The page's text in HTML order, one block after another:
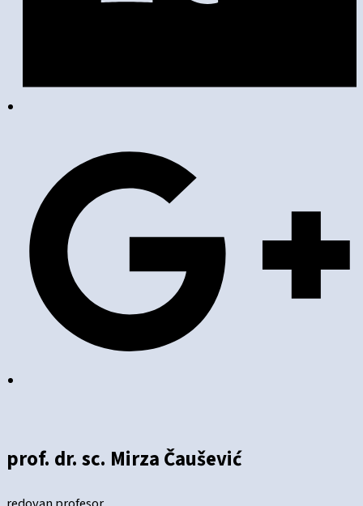
prof. dr. sc. Mirza Čaušević